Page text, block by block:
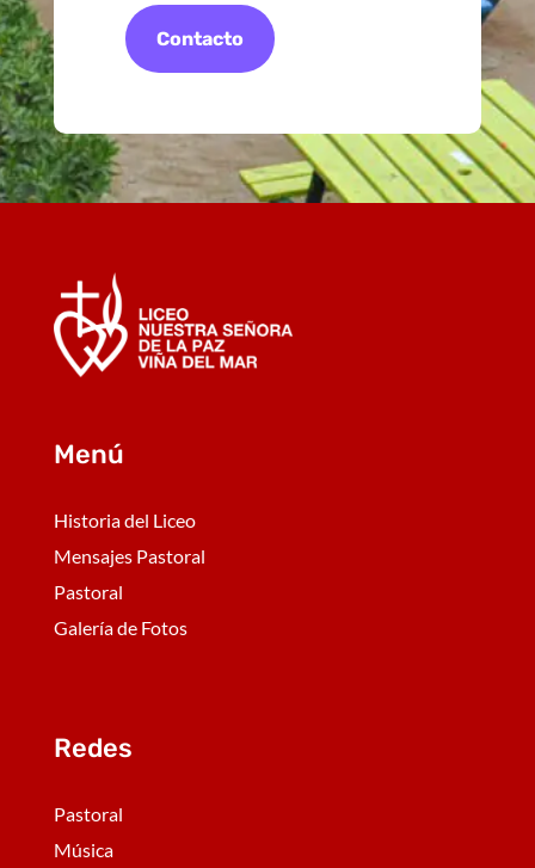
Contacto
Menú
Historia del Liceo
Mensajes Pastoral
Pastoral
Galería de Fotos
Redes
Pastoral
Música